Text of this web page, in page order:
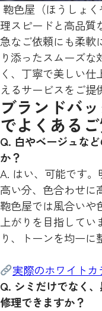
鞄色屋（ほうしょ
理スピードと高品質
急なご依頼にも柔軟
り添ったスムーズ
く、丁寧で美しい
えるサービスをご提
ブランドバ
でよくあるご
Q. 白やベージュな
か？
A. はい、可能です
高い分、色合わせに
鞄色屋では風合いや
上がりを目指してい
り、トーンを均一に
実際のホワイト
Q. シミだけでなく
修理できますか？